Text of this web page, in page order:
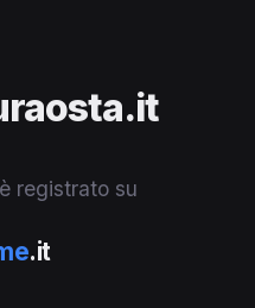
registrato su
.it